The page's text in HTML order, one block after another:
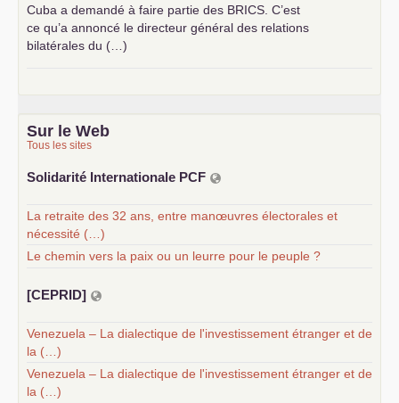
Cuba a demandé à faire partie des BRICS . C’est
ce qu’a annoncé le directeur général des relations
bilatérales du (…)
Sur le Web
Tous les sites
Solidarité Internationale PCF
La retraite des 32 ans, entre manœuvres électorales et
nécessité (…)
Le chemin vers la paix ou un leurre pour le peuple ?
[CEPRID]
Venezuela – La dialectique de l'investissement étranger et de
la (…)
Venezuela – La dialectique de l'investissement étranger et de
la (…)